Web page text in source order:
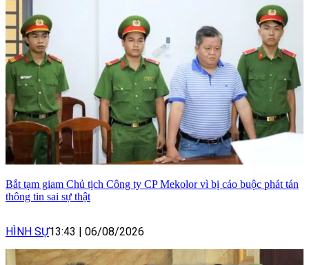
Bắt tạm giam Chủ tịch Công ty CP Mekolor vì bị cáo buộc phát tán
thông tin sai sự thật
HÌNH SỰ13:43 06/08/2026